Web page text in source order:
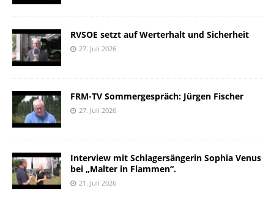
RVSOE setzt auf Werterhalt und Sicherheit
27. Juli 2026
FRM-TV Sommergespräch: Jürgen Fischer
27. Juli 2026
Interview mit Schlagersängerin Sophia Venus
bei „Malter in Flammen“.
21. Juli 2026